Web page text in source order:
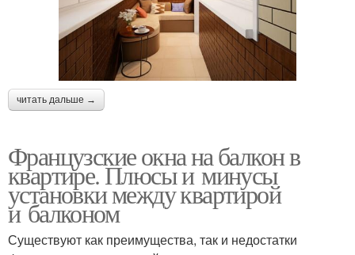
читать дальше →
Французские окна на балкон в
квартире. Плюсы и минусы
установки между квартирой
и балконом
Существуют как преимущества, так и недостатки